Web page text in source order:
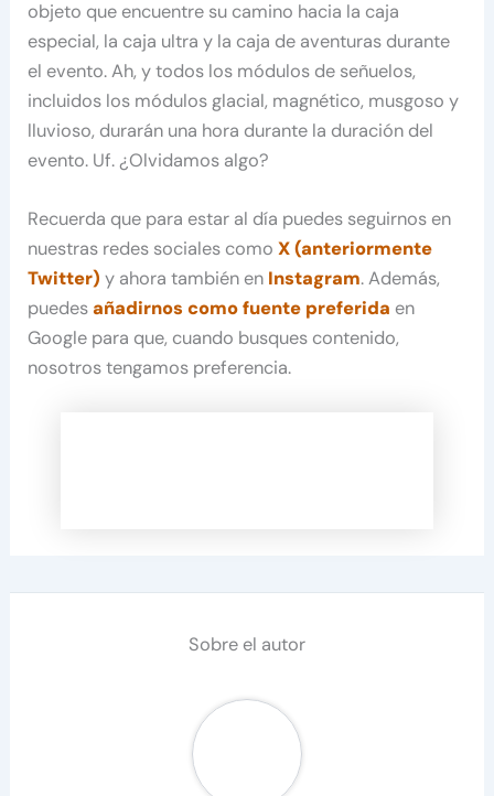
objeto que encuentre su camino hacia la caja
especial, la caja ultra y la caja de aventuras durante
el evento. Ah, y todos los módulos de señuelos,
incluidos los módulos glacial, magnético, musgoso y
lluvioso, durarán una hora durante la duración del
evento. Uf. ¿Olvidamos algo?
Recuerda que para estar al día puedes seguirnos en
nuestras redes sociales comoX (anteriormente
Twitter) y ahora también en Instagram. Además,
puedesañadirnos como fuente preferida en
Google para que, cuando busques contenido,
nosotros tengamos preferencia.
Sobre el autor